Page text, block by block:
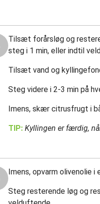
Tilsæt forårsløg og
steg i 1 min, eller indtil
Tilsæt vand og
Steg videre i 2-3 min på
Imens, skær citrusfrugt i
TIP: Kyllingen er færdig,
Imens, opvarm olivenolie i
Steg resterende løg og